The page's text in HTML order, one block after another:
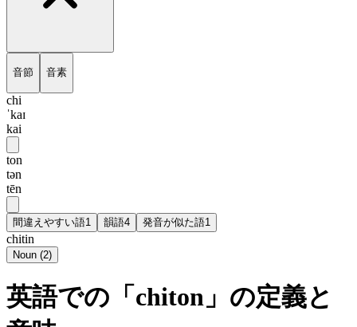
音節 音素
chi
ˈkaɪ
kai
ton
tən
tēn
間違えやすい語1 韻語4 発音が似た語1
chitin
Noun (2)
英語での「chiton」の定義と